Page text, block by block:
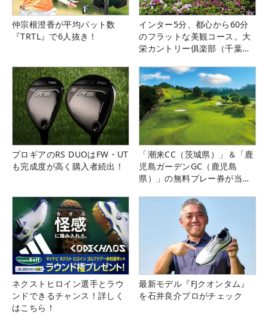
仲宗根澄香が平均パット数
『TRTL』で6人抜き！
インター5分、都心から60分
のフラットな美観コース。大
栄カントリー俱楽部（千葉
プロギアのRS DUOはFW・UT
も完成度が高く購入者続出！
「潮来CC（茨城県）」＆「鹿
児島ガーデンGC（鹿児島
県）」の無料プレー券が当た
ネクストヒロイン選手とラウ
ンドできるチャンス！詳しく
はこちら！
最新モデル『FJクオンタム』
を石井良介プロがチェック